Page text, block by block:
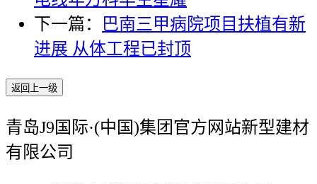
下一篇：
巴南三甲病院项目扶植有新
进展 从体工程已封顶
返回上一级
青岛J9国际·(中国)集团官方网站新型建材
有限公司